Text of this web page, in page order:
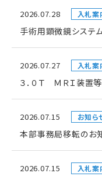
2026.07.28 入札案
手術用顕微鏡システ
2026.07.27 入札案
３．０Ｔ ＭＲＩ装置
2026.07.15 お知ら
本部事務局移転のお
2026.07.15 入札案